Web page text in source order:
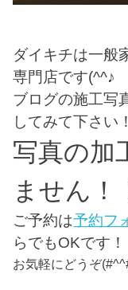
ダイキチは一般
専門店です(^^♪
ブログの施工写
してみて下さい！
写真の加
ません！
ご予約は予約フ
らでもOKです！
お気軽にどうぞ